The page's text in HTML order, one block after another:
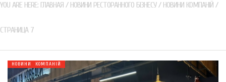
YOU ARE HERE: ГЛАВНАЯ / НОВИНИ РЕСТОРАННОГО БІЗНЕСУ / НОВИНИ КОМПАНІЙ /
СТРАНИЦА 7
НОВИНИ КОМПАНІЙ